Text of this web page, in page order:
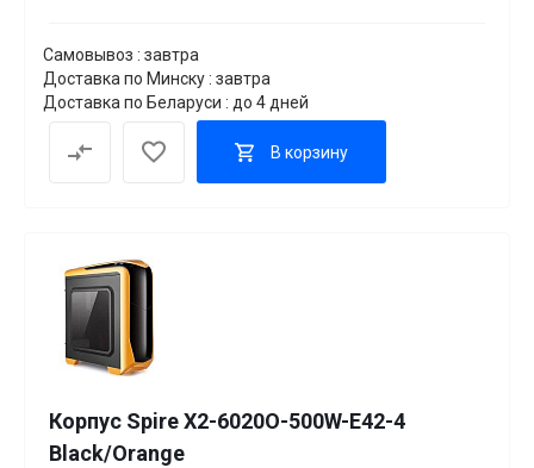
Самовывоз : завтра
Доставка по Минску : завтра
Доставка по Беларуси : до 4 дней
В корзину
Корпус Spire X2-6020O-500W-E42-4
Black/Orange